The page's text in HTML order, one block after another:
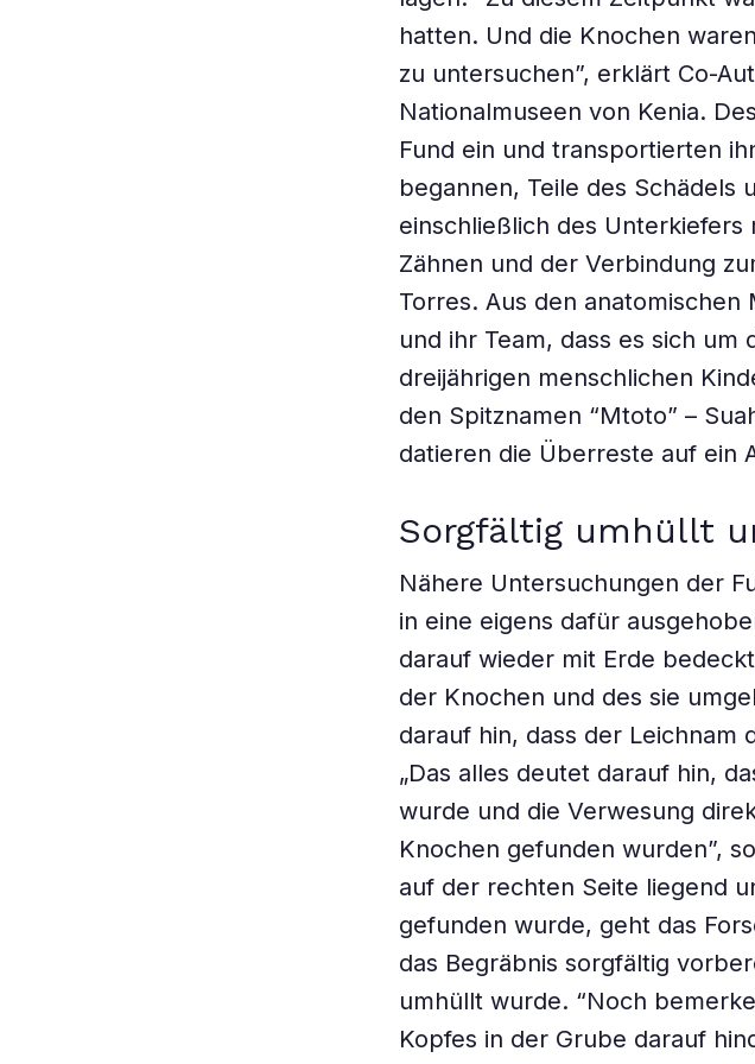
hatten. Und die Knochen
zu untersuchen”, erklärt Co-
Nationalmuseen von Kenia.
Fund ein und transportierten
begannen, Teile des Schädels
einschließlich des
Zähnen und der Verbindung
Torres. Aus den
und ihr Team, dass es sich
dreijährigen menschlichen
den Spitznamen “Mtoto” –
datieren die Überreste auf ein
Sorgfältig umhüllt
Nähere Untersuchungen der
in eine eigens dafür
darauf wieder mit Erde
der Knochen und des sie
darauf hin, dass der Leichnam
„Das alles deutet darauf hin,
wurde und die Verwesung
Knochen gefunden wurden”,
auf der rechten Seite liegend
gefunden wurde, geht das
das Begräbnis sorgfältig
umhüllt wurde. “Noch
Kopfes in der Grube darauf